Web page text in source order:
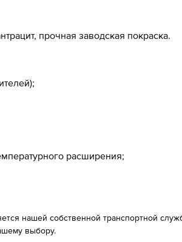
прочная заводская покраска.
расширения;
нашей собственной транспортной
выбору.